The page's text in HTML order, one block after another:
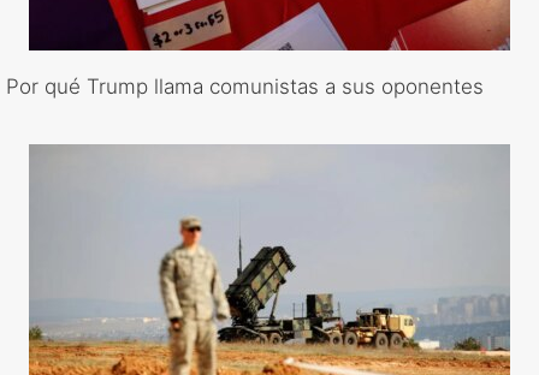
Por qué Trump llama comunistas a sus oponentes